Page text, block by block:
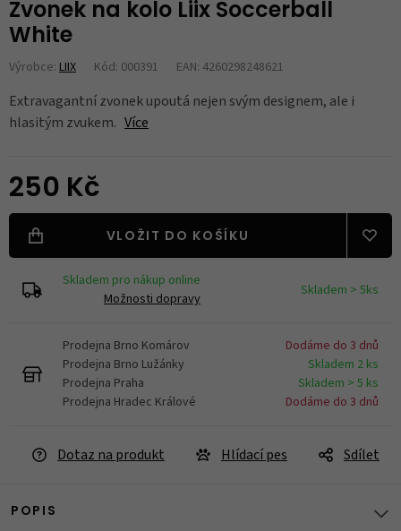
Zvonek na kolo Liix Soccerball
White
Výrobce: LIIX Kód: 000391 EAN: 4260298248621
Extravagantní zvonek upoutá nejen svým designem, ale i
hlasitým zvukem. Více
250 Kč
VLOŽIT DO KOŠÍKU
Skladem pro nákup online
Možnosti dopravy
Skladem > 5ks
Prodejna Brno Komárov
Dodáme do 3 dnů
Prodejna Brno Lužánky
Skladem 2 ks
Prodejna Praha
Skladem > 5 ks
Prodejna Hradec Králové
Dodáme do 3 dnů
Dotaz na produkt Hlídací pes Sdílet
POPIS